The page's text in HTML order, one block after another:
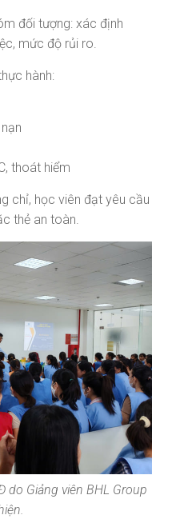
đối tượng: xác định
mức độ rủi ro.
hành:
thoát hiểm
chỉ, học viên đạt yêu cầu
thẻ an toàn.
do Giảng viên BHL Group